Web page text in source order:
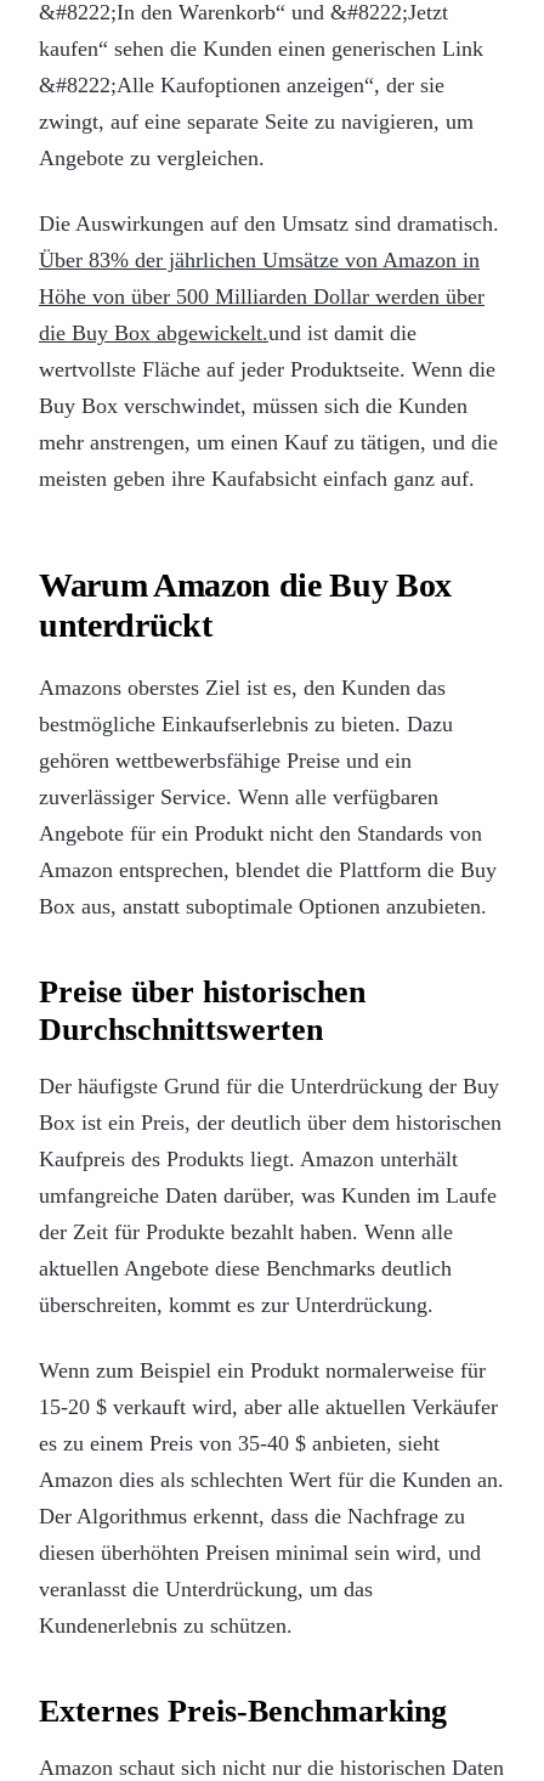
&#8222;In den Warenkorb“ und &#8222;Jetzt
kaufen“ sehen die Kunden einen generischen Link
&#8222;Alle Kaufoptionen anzeigen“, der sie
zwingt, auf eine separate Seite zu navigieren, um
Angebote zu vergleichen.
Die Auswirkungen auf den Umsatz sind dramatisch.
Über 83% der jährlichen Umsätze von Amazon in
Höhe von über 500 Milliarden Dollar werden über
die Buy Box abgewickelt.und ist damit die
wertvollste Fläche auf jeder Produktseite. Wenn die
Buy Box verschwindet, müssen sich die Kunden
mehr anstrengen, um einen Kauf zu tätigen, und die
meisten geben ihre Kaufabsicht einfach ganz auf.
Warum Amazon die Buy Box
unterdrückt
Amazons oberstes Ziel ist es, den Kunden das
bestmögliche Einkaufserlebnis zu bieten. Dazu
gehören wettbewerbsfähige Preise und ein
zuverlässiger Service. Wenn alle verfügbaren
Angebote für ein Produkt nicht den Standards von
Amazon entsprechen, blendet die Plattform die Buy
Box aus, anstatt suboptimale Optionen anzubieten.
Preise über historischen
Durchschnittswerten
Der häufigste Grund für die Unterdrückung der Buy
Box ist ein Preis, der deutlich über dem historischen
Kaufpreis des Produkts liegt. Amazon unterhält
umfangreiche Daten darüber, was Kunden im Laufe
der Zeit für Produkte bezahlt haben. Wenn alle
aktuellen Angebote diese Benchmarks deutlich
überschreiten, kommt es zur Unterdrückung.
Wenn zum Beispiel ein Produkt normalerweise für
15-20 $ verkauft wird, aber alle aktuellen Verkäufer
es zu einem Preis von 35-40 $ anbieten, sieht
Amazon dies als schlechten Wert für die Kunden an.
Der Algorithmus erkennt, dass die Nachfrage zu
diesen überhöhten Preisen minimal sein wird, und
veranlasst die Unterdrückung, um das
Kundenerlebnis zu schützen.
Externes Preis-Benchmarking
Amazon schaut sich nicht nur die historischen Daten